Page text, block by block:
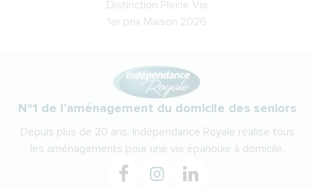
Distinction Pleine Vie
1er prix Maison 2026
N°1 de l'aménagement du domicile des seniors
Depuis plus de 20 ans, Indépendance Royale réalise tous
les aménagements pour une vie épanouie à domicile.